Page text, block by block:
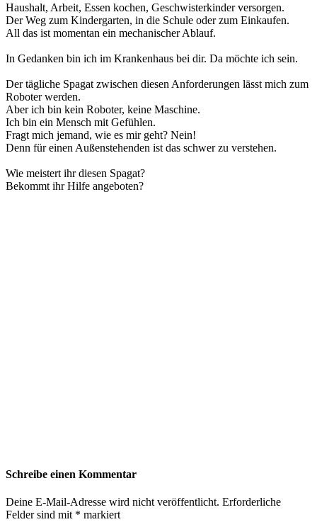
Haushalt, Arbeit, Essen kochen, Geschwisterkinder versorgen.
Der Weg zum Kindergarten, in die Schule oder zum Einkaufen.
All das ist momentan ein mechanischer Ablauf.
In Gedanken bin ich im Krankenhaus bei dir. Da möchte ich sein.
Der tägliche Spagat zwischen diesen Anforderungen lässt mich zum
Roboter werden.
Aber ich bin kein Roboter, keine Maschine.
Ich bin ein Mensch mit Gefühlen.
Fragt mich jemand, wie es mir geht? Nein!
Denn für einen Außenstehenden ist das schwer zu verstehen.
Wie meistert ihr diesen Spagat?
Bekommt ihr Hilfe angeboten?
Schreibe einen Kommentar
Deine E-Mail-Adresse wird nicht veröffentlicht. Erforderliche
Felder sind mit * markiert